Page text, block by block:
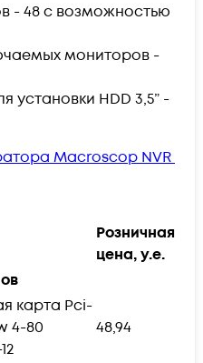
- 48 с возможностью
мониторов -
установки HDD 3,5” -
Macroscop NVR
Розничная
цена, у.е.
карта Pci-
4-80
48,94